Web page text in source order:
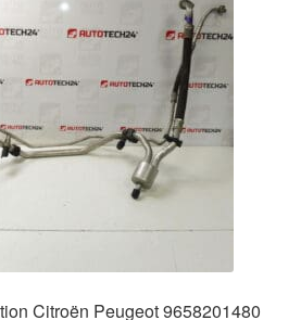
Citroën Peugeot 9658201480